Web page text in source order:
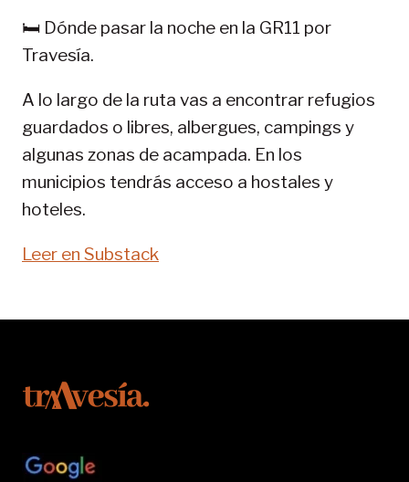
11-
🛏️ Dónde pasar la noche en la GR11 por
Travesía.
A lo largo de la ruta vas a encontrar refugios
guardados o libres, albergues, campings y
algunas zonas de acampada. En los
municipios tendrás acceso a hostales y
hoteles.
Leer en Substack